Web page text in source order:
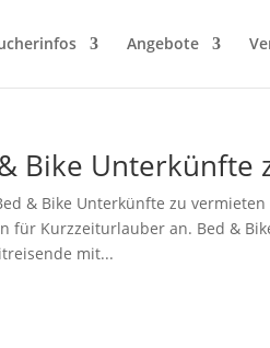
Angebote
Bike Unterkünfte
& Bike Unterkünfte zu
für Kurzzeiturlauber an. Bed &
mit...